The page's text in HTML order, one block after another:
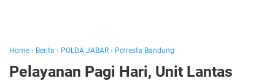
Home › Berita › POLDA JABAR › Polresta Bandung
Pelayanan Pagi Hari, Unit Lantas